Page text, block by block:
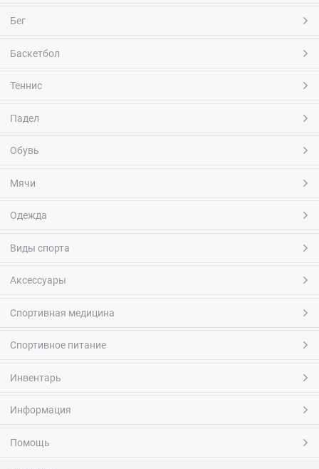
Бег
Баскетбол
Теннис
Падел
Обувь
Мячи
Одежда
Виды спорта
Аксессуары
Спортивная медицина
Спортивное питание
Инвентарь
Информация
Помощь